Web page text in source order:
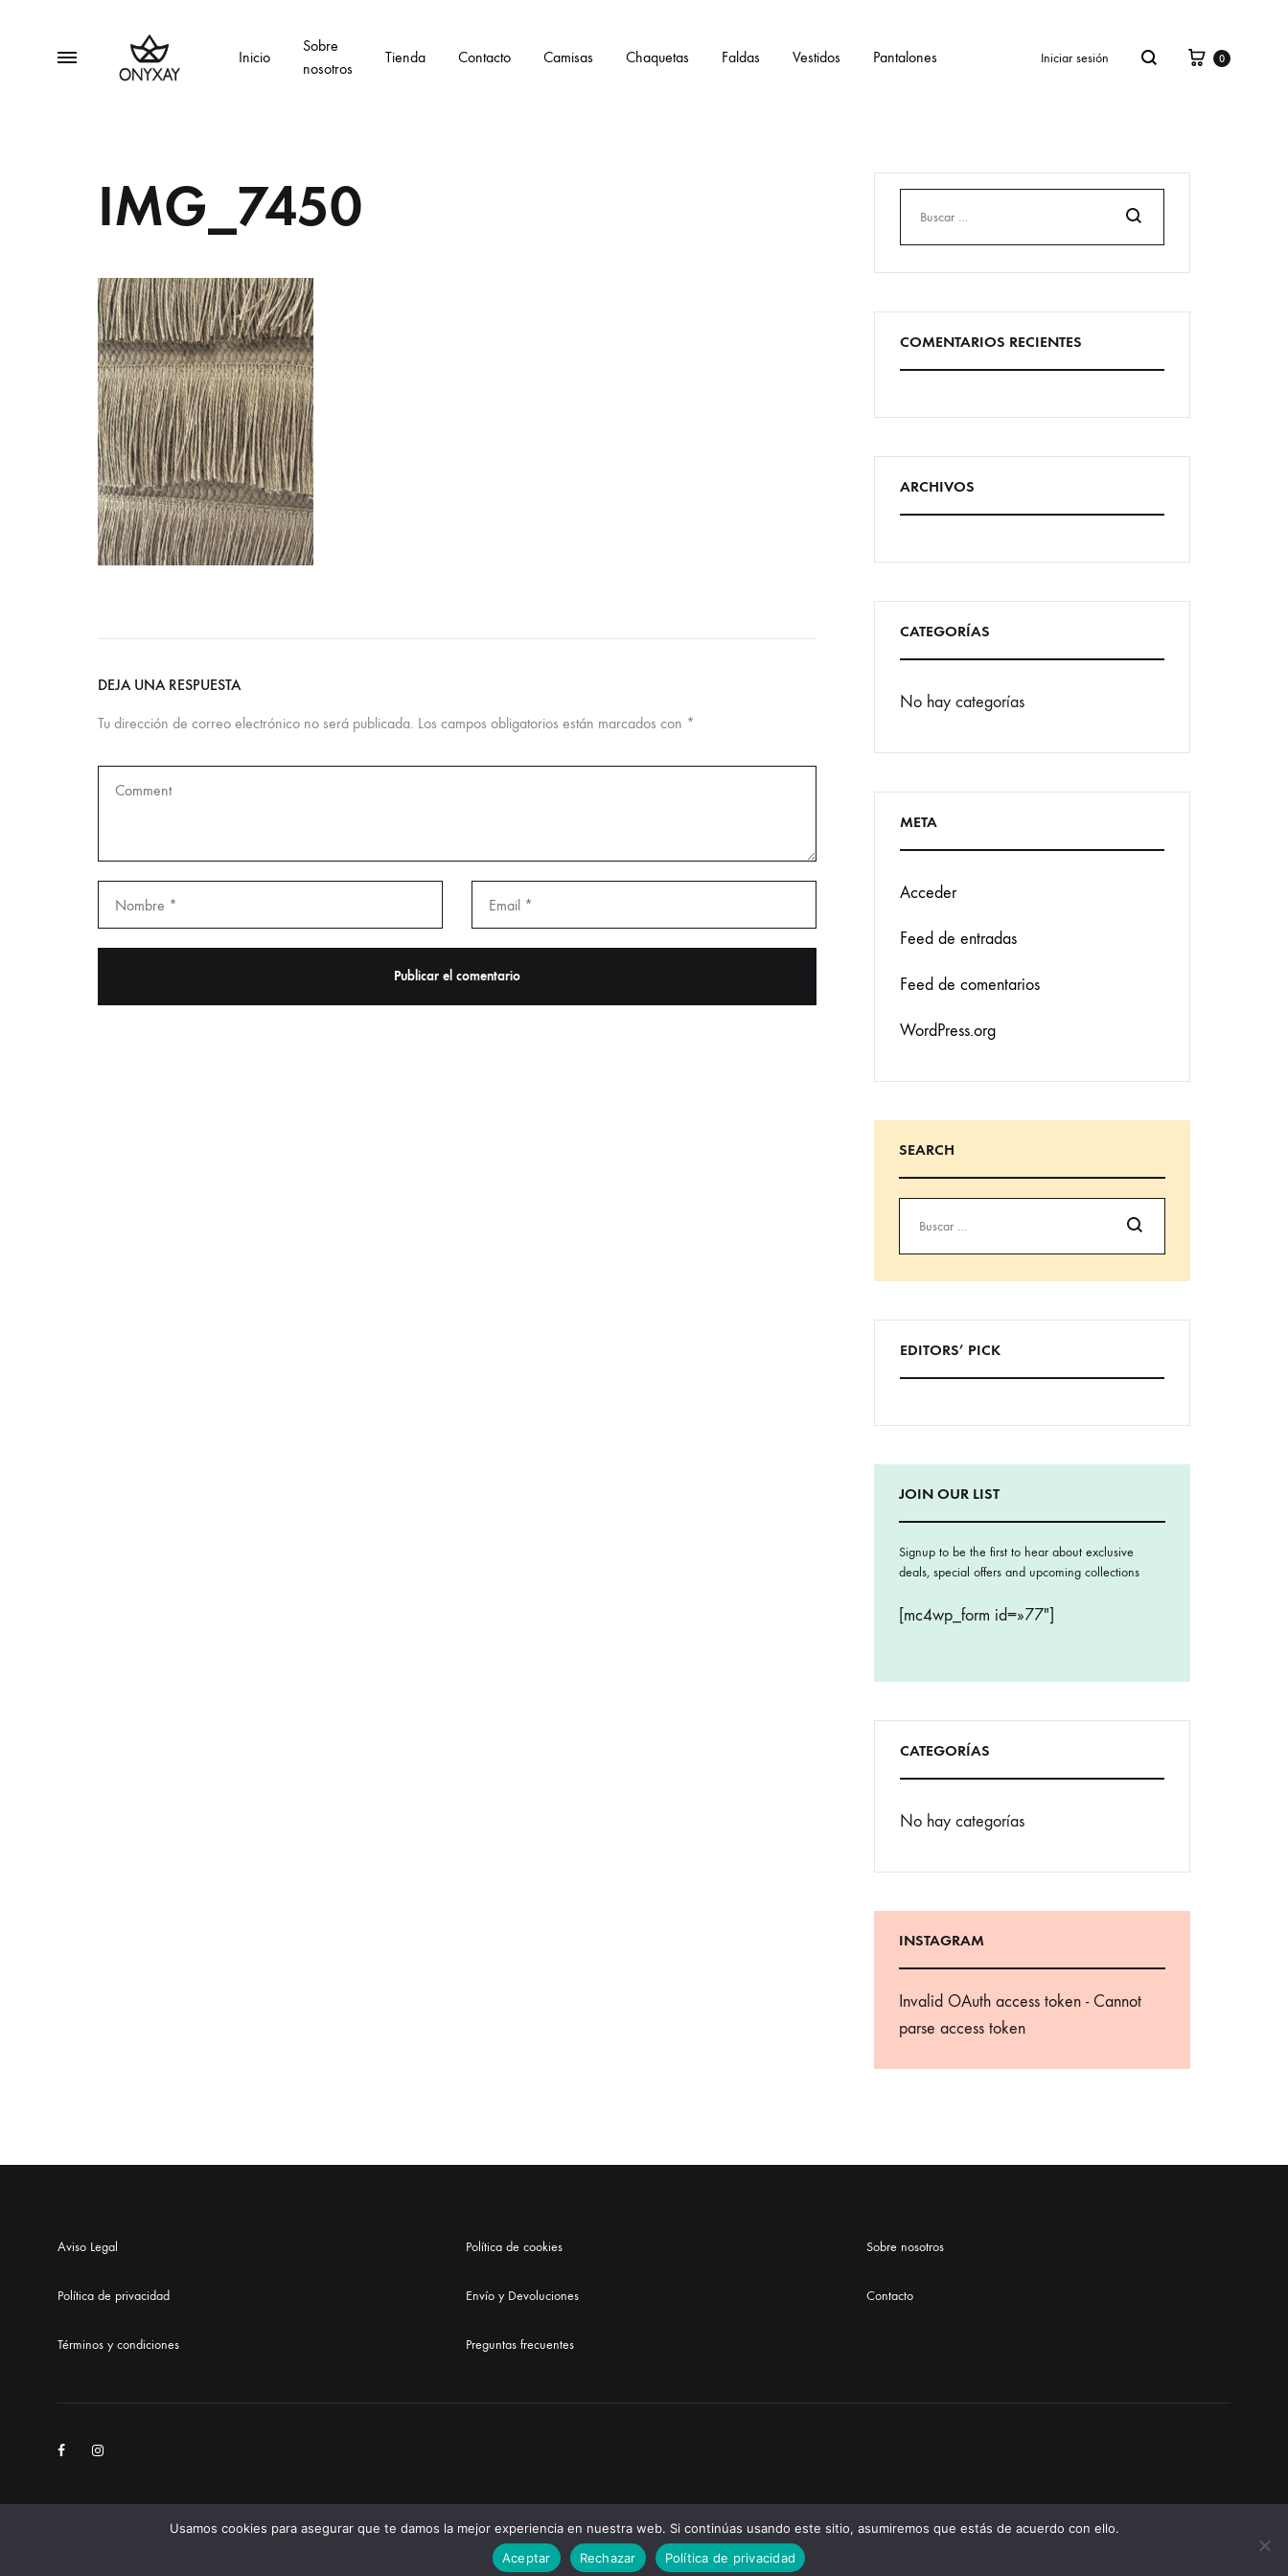
Menu
Inicio
Sobre
nosotros
Tienda Contacto Camisas Chaquetas Faldas Vestidos Pantalones Iniciar sesión Buscar Cesta
0
IMG_7450
DEJA UNA RESPUESTA
Tu dirección de correo electrónico no será publicada. Los campos obligatorios están marcados con *
Buscar
COMENTARIOS RECIENTES
ARCHIVOS
CATEGORÍAS
No hay categorías
META
Acceder
Feed de entradas
Feed de comentarios
WordPress.org
SEARCH
Buscar
EDITORS’ PICK
JOIN OUR LIST
Signup to be the first to hear about exclusive
deals, special offers and upcoming collections
[mc4wp_form id=»77″]
CATEGORÍAS
No hay categorías
INSTAGRAM
Invalid OAuth access token - Cannot
parse access token
Aviso Legal
Política de privacidad
Términos y condiciones
Política de cookies
Envío y Devoluciones
Preguntas frecuentes
Sobre nosotros
Contacto
FacebookInstagram
Usamos cookies para asegurar que te damos la mejor experiencia en nuestra web. Si continúas usando este sitio, asumiremos que estás de acuerdo con ello.
Aceptar
Rechazar Política de privacidad